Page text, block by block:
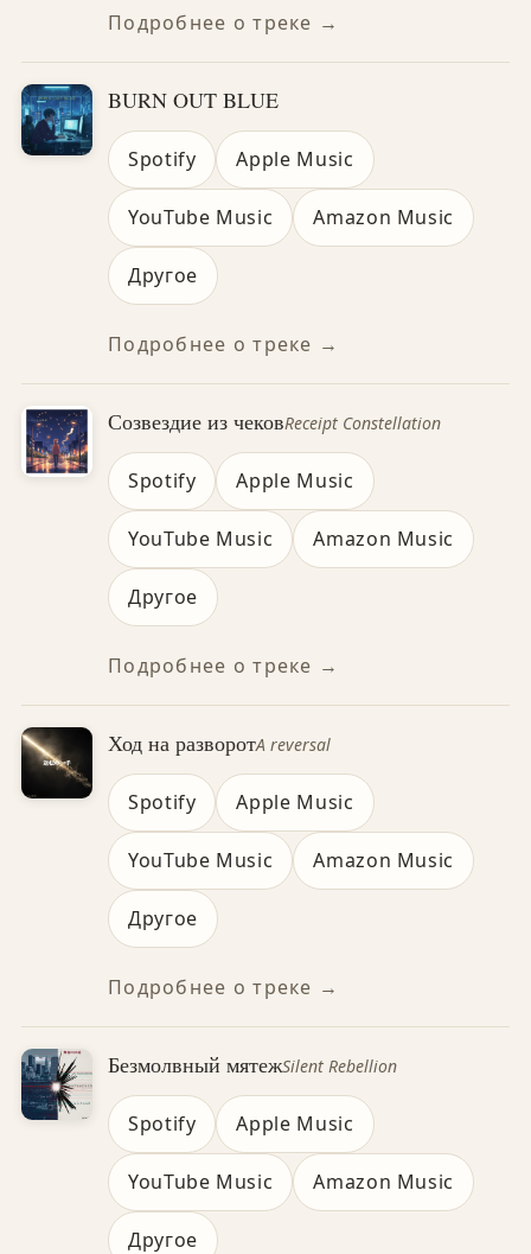
Подробнее о треке →
BURN OUT BLUE
Spotify Apple Music
YouTube Music Amazon Music
Другое
Подробнее о треке →
Созвездие из чековReceipt Constellation
Spotify Apple Music
YouTube Music Amazon Music
Другое
Подробнее о треке →
Ход на разворотA reversal
Spotify Apple Music
YouTube Music Amazon Music
Другое
Подробнее о треке →
Безмолвный мятежSilent Rebellion
Spotify Apple Music
YouTube Music Amazon Music
Другое